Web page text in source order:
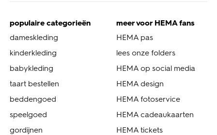
populaire categorieën
dameskleding
kinderkleding
babykleding
taart bestellen
beddengoed
speelgoed
gordijnen
meer voor HEMA fans
HEMA pas
lees onze folders
HEMA op social media
HEMA design
HEMA fotoservice
HEMA cadeaukaarten
HEMA tickets